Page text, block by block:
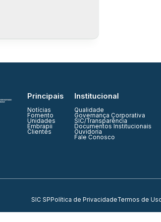
Principais
Notícias
Fomento
Unidades
Embrapii
Clientes
Institucional
Qualidade
Governança Corporativa
SIC/Transparência
Documentos Institucionais
Ouvidoria
Fale Conosco
SIC SPPolítica de PrivacidadeTermos de